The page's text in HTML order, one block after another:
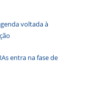
voltada à
entra na fase de